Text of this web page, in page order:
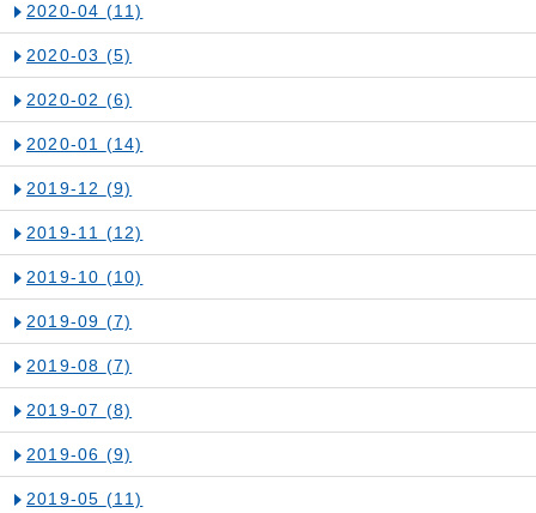
2020-04 (11)
2020-03 (5)
2020-02 (6)
2020-01 (14)
2019-12 (9)
2019-11 (12)
2019-10 (10)
2019-09 (7)
2019-08 (7)
2019-07 (8)
2019-06 (9)
2019-05 (11)